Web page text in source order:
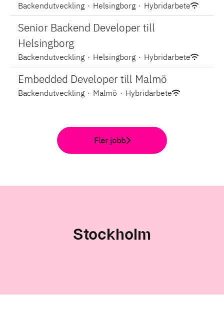
Backendutveckling · Helsingborg · Hybridarbete
Senior Backend Developer till
Helsingborg
Backendutveckling · Helsingborg · Hybridarbete
Embedded Developer till Malmö
Backendutveckling · Malmö · Hybridarbete
Fler jobb
Stockholm